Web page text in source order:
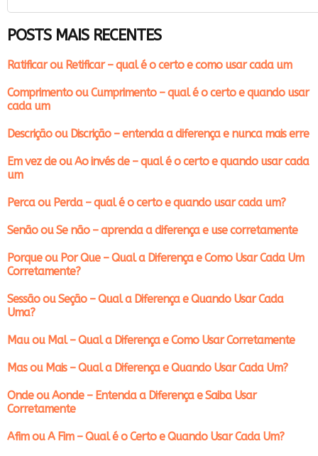
POSTS MAIS RECENTES
Ratificar ou Retificar – qual é o certo e como usar cada um
Comprimento ou Cumprimento – qual é o certo e quando usar
cada um
Descrição ou Discrição – entenda a diferença e nunca mais erre
Em vez de ou Ao invés de – qual é o certo e quando usar cada
um
Perca ou Perda – qual é o certo e quando usar cada um?
Senão ou Se não – aprenda a diferença e use corretamente
Porque ou Por Que – Qual a Diferença e Como Usar Cada Um
Corretamente?
Sessão ou Seção – Qual a Diferença e Quando Usar Cada
Uma?
Mau ou Mal – Qual a Diferença e Como Usar Corretamente
Mas ou Mais – Qual a Diferença e Quando Usar Cada Um?
Onde ou Aonde – Entenda a Diferença e Saiba Usar
Corretamente
Afim ou A Fim – Qual é o Certo e Quando Usar Cada Um?